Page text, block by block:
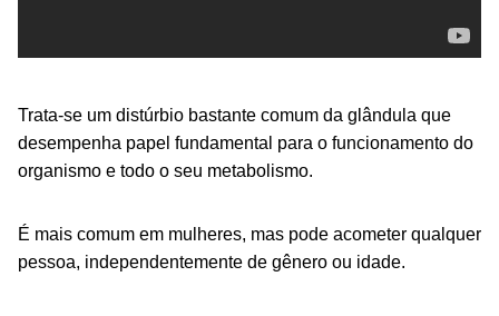
Trata-se um distúrbio bastante comum da glândula que
desempenha papel fundamental para o funcionamento do
organismo e todo o seu metabolismo.
É mais comum em mulheres, mas pode acometer qualquer
pessoa, independentemente de gênero ou idade.